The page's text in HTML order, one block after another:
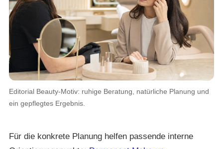
Editorial Beauty-Motiv: ruhige Beratung, natürliche Planung und
ein gepflegtes Ergebnis.
Für die konkrete Planung helfen passende interne